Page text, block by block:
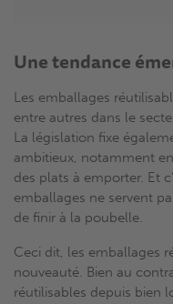
Une tendance
Les emballages
entre autres dans le
La législation fixe
ambitieux, notamment
des plats à emporter. Et
emballages ne servent
de finir à la poubelle.
Ceci dit, les emballages
nouveauté. Bien au
réutilisables depuis bien